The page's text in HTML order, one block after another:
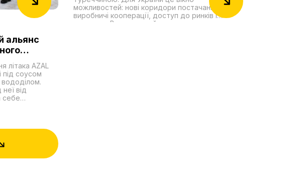
альянс
AZAL
соусом
вододілом.
від
себе
дорогу до
позиція,
Затяжна
зривами
можливостей: нові коридори постачання,
виробничі кооперації, доступ до ринків і
сировини. Водночас є й неприємна правда: